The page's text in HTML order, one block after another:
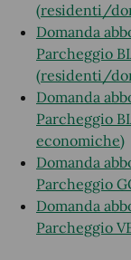
(residenti/
Domanda
Parcheggio
(residenti/
Domanda
Parcheggio
economiche)
Domanda
Parcheggio
Domanda
Parcheggio